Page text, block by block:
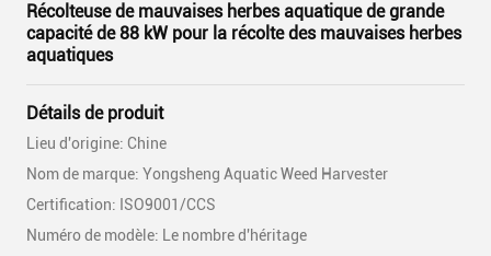
Récolteuse de mauvaises herbes aquatique de grande
capacité de 88 kW pour la récolte des mauvaises herbes
aquatiques
Détails de produit
Lieu d'origine: Chine
Nom de marque: Yongsheng Aquatic Weed Harvester
Certification: ISO9001/CCS
Numéro de modèle: Le nombre d'héritage